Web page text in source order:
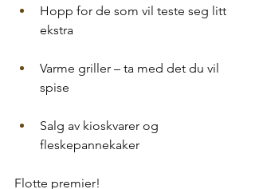
Hopp for de som vil teste seg litt
ekstra
Varme griller – ta med det du vil
spise
Salg av kioskvarer og
fleskepannekaker
Flotte premier!